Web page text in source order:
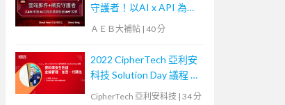
守護者！以AI x API 為基
礎阻絕APT攻擊【宏碁資
ＡＥＢ大補帖 | 40 分
2022 CipherTech 亞利安
科技 Solution Day 議程 —
資料庫安全防護，金鑰管
CipherTech 亞利安科技 | 34 分